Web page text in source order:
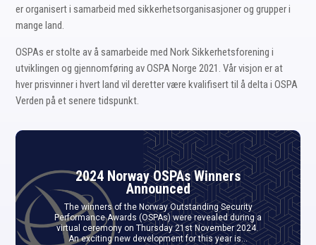
er organisert i samarbeid med sikkerhetsorganisasjoner og grupper i
mange land.
OSPAs er stolte av å samarbeide med Nork Sikkerhetsforening i
utviklingen og gjennomføring av OSPA Norge 2021.Vår visjon er at
hver prisvinner i hvert land vil deretter være kvalifisert til å delta i OSPA
Verden på et senere tidspunkt.
2024 Norway OSPAs Winners
Announced
The winners of the Norway Outstanding Security
Performance Awards (OSPAs) were revealed during a
virtual ceremony on Thursday 21st November 2024.
An exciting new development for this year is...